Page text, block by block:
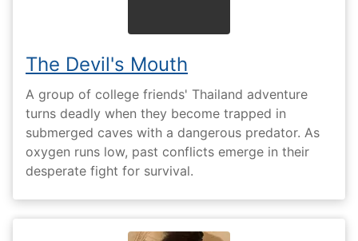
The Devil's Mouth
A group of college friends' Thailand adventure
turns deadly when they become trapped in
submerged caves with a dangerous predator. As
oxygen runs low, past conflicts emerge in their
desperate fight for survival.